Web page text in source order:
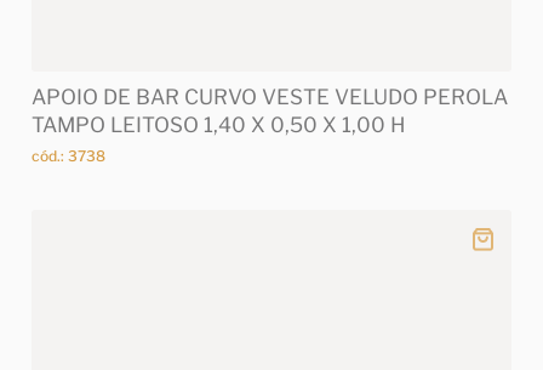
APOIO DE BAR CURVO VESTE VELUDO PEROLA
TAMPO LEITOSO 1,40 X 0,50 X 1,00 H
cód.: 3738